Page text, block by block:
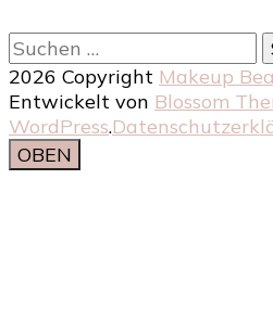
Suchen
nach:
2026 Copyright Makeup
Entwickelt von Blossom
WordPress.
OBEN